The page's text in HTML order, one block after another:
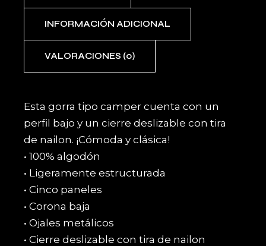
INFORMACIÓN ADICIONAL
VALORACIONES (0)
Esta gorra tipo camper cuenta con un
perfil bajo y un cierre deslizable con tira
de nailon. ¡Cómoda y clásica!
• 100% algodón
• Ligeramente estructurada
• Cinco paneles
• Corona baja
• Ojales metálicos
• Cierre deslizable con tira de nailon